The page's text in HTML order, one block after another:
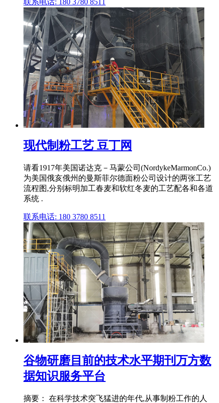
联系电话: 180 3780 8511
现代制粉工艺 豆丁网
请看1917年美国诺达克－马蒙公司(NordykeMarmonCo.)
为美国俄亥俄州的曼斯菲尔德面粉公司设计的两张工艺
流程图,分别标明加工春麦和软红冬麦的工艺配各和各道
系统 .
联系电话: 180 3780 8511
谷物研磨目前的技术水平期刊万方数
据知识服务平台
摘要： 在科学技术突飞猛进的年代,从事制粉工作的人